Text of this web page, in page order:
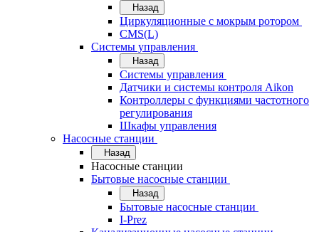
Назад
Циркуляционные с мокрым ротором
CMS(L)
Системы управления
Назад
Системы управления
Датчики и системы контроля Aikon
Контроллеры с функциями частотного
регулирования
Шкафы управления
Насосные станции
Назад
Насосные станции
Бытовые насосные станции
Назад
Бытовые насосные станции
I-Prez